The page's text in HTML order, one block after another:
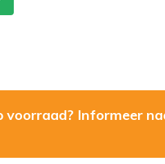
voorraad? Informeer